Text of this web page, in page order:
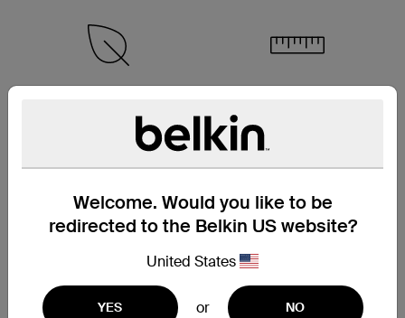
Welcome. Would you like to be
redirected to the Belkin US website?
United States
YES or NO
隨附纜線束帶